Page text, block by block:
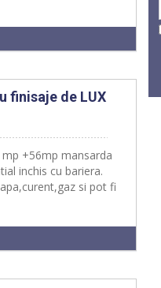
finisaje de LUX
+56mp mansarda
inchis cu bariera.
si pot fi